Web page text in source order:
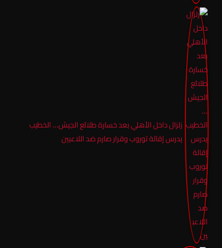
زلزال داخل الأهلي بعد خسارة طلائع الجيش… الخطيب
يدرس إقالة توروب وقرار صارم ضد اللاعبين